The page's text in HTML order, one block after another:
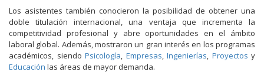
Los asistentes también conocieron la posibilidad de obtener una
doble titulación internacional, una ventaja que incrementa la
competitividad profesional y abre oportunidades en el ámbito
laboral global. Además, mostraron un gran interés en los programas
académicos, siendo Psicología, Empresas, Ingenierías, Proyectos y
Educación las áreas de mayor demanda.